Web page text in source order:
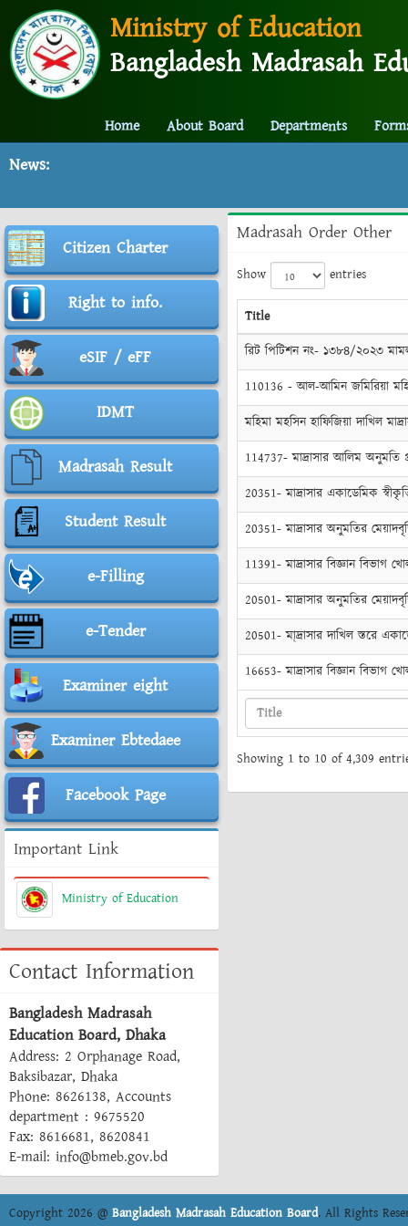
Ministry of Education
Bangladesh Madrasah
Home About Board Departments
News:
Citizen Charter
Right to info.
eSIF / eFF
IDMT
Madrasah Result
Student Result
e-Filling
e-Tender
Examiner eight
Examiner Ebtedaee
Facebook Page
Important Link
Ministry of Education
Contact Information
Bangladesh Madrasah
Education Board, Dhaka
Address: 2 Orphanage Road,
Baksibazar, Dhaka
Phone: 8626138, Accounts
department : 9675520
Fax: 8616681, 8620841
E-mail: info@bmeb.gov.bd
Madrasah Order Other
Show entries
Title
রিট পিটিশন নং- ১৩৮৪/২০২৩
110136 - আল-আমিন জমিরিয়া
মহিমা মহসিন হাফিজিয়া দাখিল
114737- মাদ্রাসার আলিম অনুমতি
20351- মাদ্রাসার একাডেমিক
20351- মাদ্রাসার অনুমতির
11391- মাদ্রাসার বিজ্ঞান বিভাগ
20501- মাদ্রাসার অনুমতির
20501- মা্দ্রাসার দাখিল স্তরে
16653- মাদ্রাসার বিজ্ঞান বিভাগ
Showing 1 to 10 of 4,309
Copyright 2026 @ Bangladesh Madrasah Education Board. All Rights